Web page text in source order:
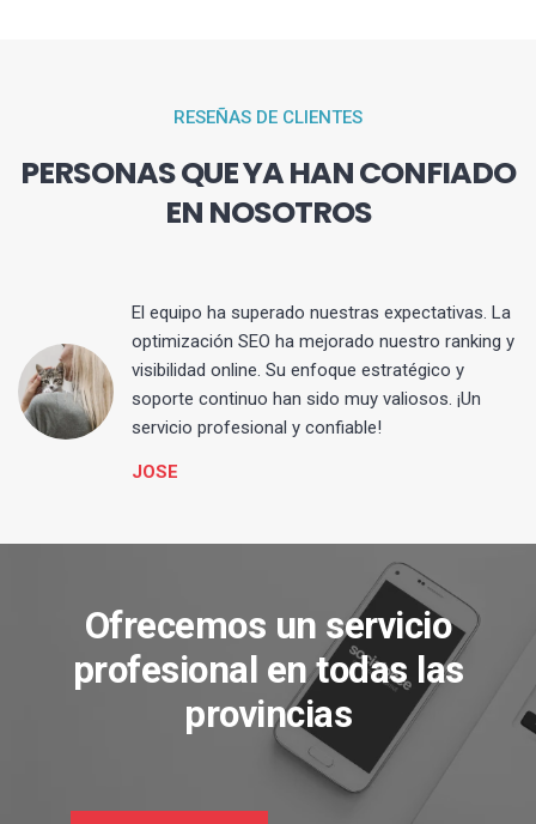
RESEÑAS DE CLIENTES
PERSONAS QUE YA HAN CONFIADO
EN NOSOTROS
El equipo ha superado nuestras expectativas. La
optimización SEO ha mejorado nuestro ranking y
visibilidad online. Su enfoque estratégico y
soporte continuo han sido muy valiosos. ¡Un
servicio profesional y confiable!
JOSE
Ofrecemos un servicio
profesional en todas las
provincias